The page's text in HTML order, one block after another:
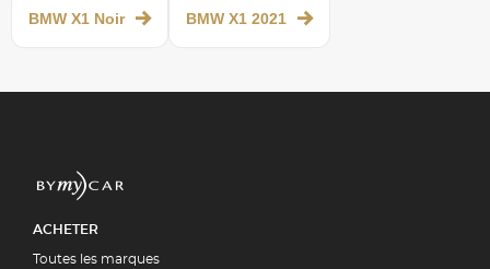
BMW X1 Noir BMW X1 2021
ACHETER
Toutes les marques